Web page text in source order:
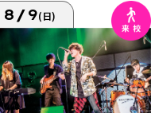
8/9(日)